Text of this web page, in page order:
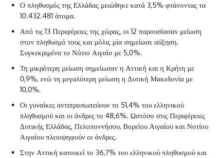
‌Ο πληθυσμός της Ελλάδας μειώθηκε κατά 3,5% φτάνοντας τα
10.432.481 άτομα.
‌Από τις 13 Περιφέρειες της χώρας, οι 12 παρουσίασαν μείωση
στον πληθυσμό τους και μόλις μία σημείωσε αύξηση.
Συγκεκριμένα το Νότιο Αιγαίο με 5,0%.
‌Τη μικρότερη μείωση σημείωσαν η Αττική και η Κρήτη με
0,9%, ενώ τη μεγαλύτερη μείωση η Δυτική Μακεδονία με
10,0%.
‌Οι γυναίκες αντιπροσωπεύουν το 51,4% του ελληνικού
πληθυσμού και οι άνδρες το 48,6%. Ωστόσο στις Περιφέρειες
Δυτικής Ελλάδας, Πελοποννήσου, Βορείου Αιγαίου και Νοτίου
Αιγαίου πλειοψηφούν οι άνδρες.
‌Στην Αττική κατοικεί το 36,7% του ελληνικού πληθυσμού και